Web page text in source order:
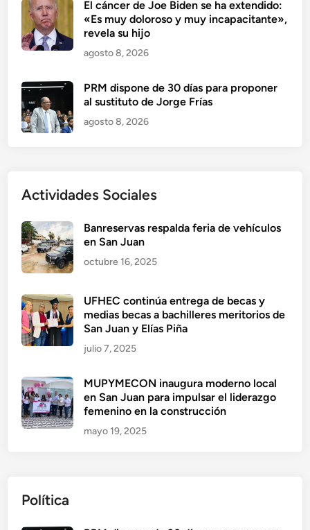
El cáncer de Joe Biden se ha extendido:
«Es muy doloroso y muy incapacitante»,
revela su hijo
agosto 8, 2026
PRM dispone de 30 días para proponer
al sustituto de Jorge Frías
agosto 8, 2026
Actividades Sociales
Banreservas respalda feria de vehículos
en San Juan
octubre 16, 2025
UFHEC continúa entrega de becas y
medias becas a bachilleres meritorios de
San Juan y Elías Piña
julio 7, 2025
MUPYMECON inaugura moderno local
en San Juan para impulsar el liderazgo
femenino en la construcción
mayo 19, 2025
Política